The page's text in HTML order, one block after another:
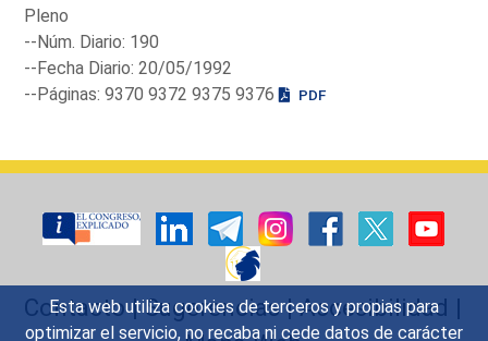
Esta web utiliza cookies de terceros y propias para
optimizar el servicio, no recaba ni cede datos de carácter
Pleno
--Núm. Diario: 190
--Fecha Diario: 20/05/1992
--Páginas: 9370 9372 9375 9376
PDF
Contacto|Sugerencias|Accesibilidad |